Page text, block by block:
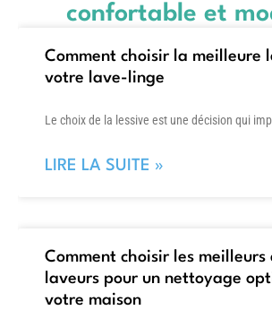
confortable et
Comment choisir la meilleure
votre lave-linge
Le choix de la lessive est une décision qui
LIRE LA SUITE »
Comment choisir les
laveurs pour un nettoyage
votre maison